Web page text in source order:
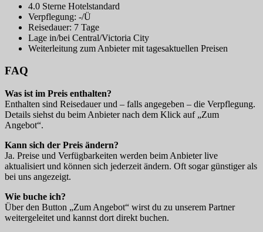
4.0 Sterne Hotelstandard
Verpflegung: -/Ü
Reisedauer: 7 Tage
Lage in/bei Central/Victoria City
Weiterleitung zum Anbieter mit tagesaktuellen Preisen
FAQ
Was ist im Preis enthalten?
Enthalten sind Reisedauer und – falls angegeben – die Verpflegung.
Details siehst du beim Anbieter nach dem Klick auf „Zum
Angebot“.
Kann sich der Preis ändern?
Ja. Preise und Verfügbarkeiten werden beim Anbieter live
aktualisiert und können sich jederzeit ändern. Oft sogar günstiger als
bei uns angezeigt.
Wie buche ich?
Über den Button „Zum Angebot“ wirst du zu unserem Partner
weitergeleitet und kannst dort direkt buchen.